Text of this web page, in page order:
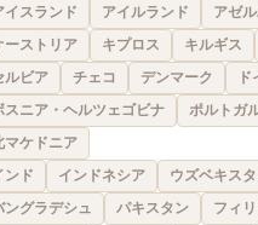
イスランド アイルランド アゼ
ーストリア
キプロス キルギス
ルビア
チェコ デンマーク ド
スニア・ヘルツェゴビナ
ポルトガ
マケドニア
ンド インドネシア ウズベキス
ングラデシュ
パキスタン フィ